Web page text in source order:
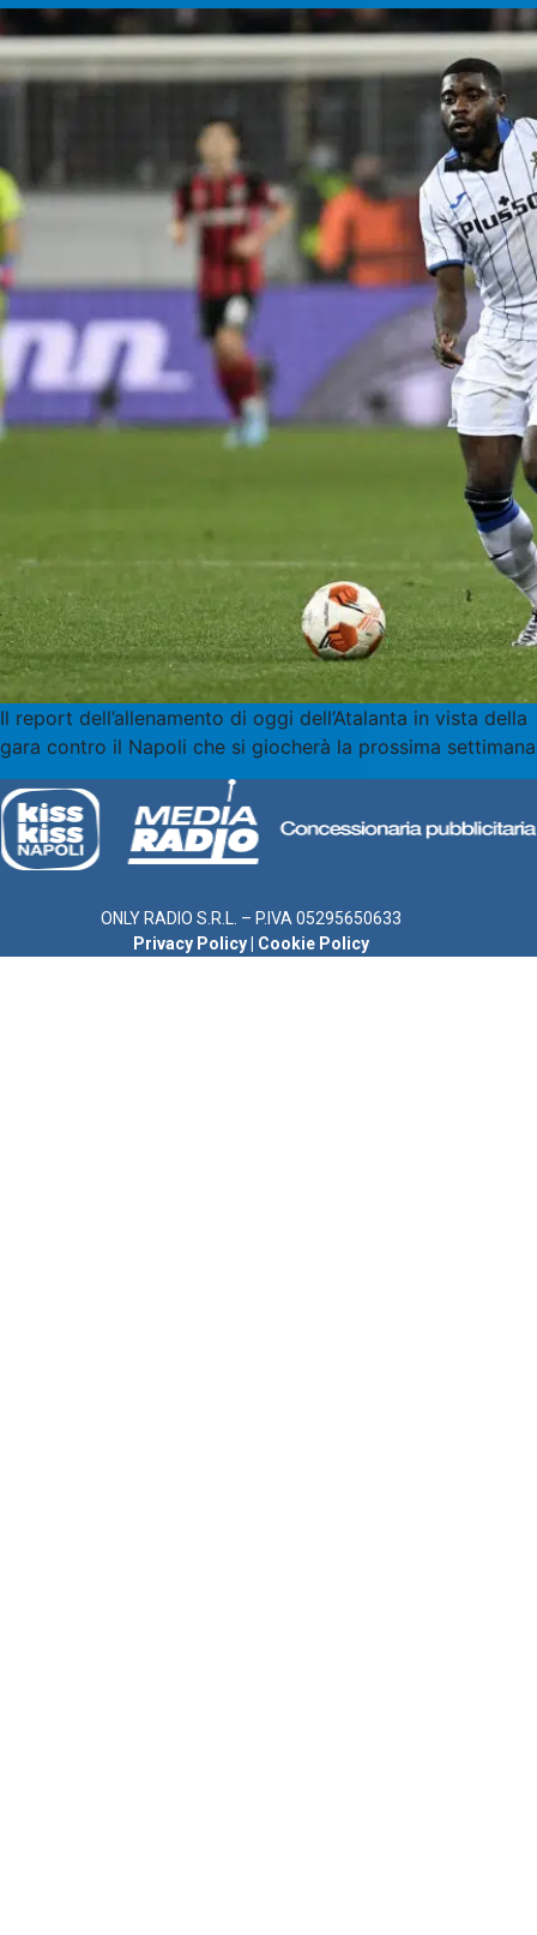
Il report dell’allenamento di oggi dell’Atalanta in vista della
gara contro il Napoli che si giocherà la prossima settimana
ONLY RADIO S.R.L. – P.IVA 05295650633
Privacy Policy
Cookie Policy